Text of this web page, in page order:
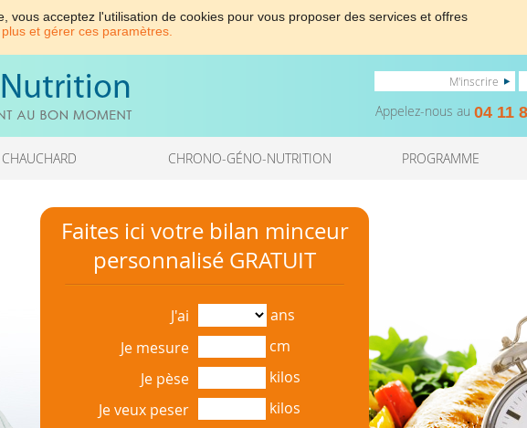
vous acceptez l'utilisation de cookies pour vous proposer des services et offres
et gérer ces paramètres.
M'inscrire
Appelez-nous au 04 11
CHRONO-GÉNO-NUTRITION PROGRAMME
Faites ici votre bilan minceur
personnalisé GRATUIT
J'ai
ans
Je mesure
cm
Je pèse
kilos
Je veux peser
kilos